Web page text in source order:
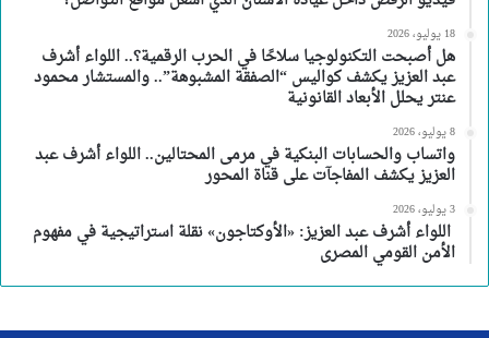
18 يوليو، 2026
هل أصبحت التكنولوجيا سلاحًا في الحرب الرقمية؟.. اللواء أشرف
عبد العزيز يكشف كواليس “الصفقة المشبوهة”.. والمستشار محمود
عنتر يحلل الأبعاد القانونية
8 يوليو، 2026
واتساب والحسابات البنكية في مرمى المحتالين.. اللواء أشرف عبد
العزيز يكشف المفاجآت على قناة المحور
3 يوليو، 2026
اللواء أشرف عبد العزيز: «الأوكتاجون» نقلة استراتيجية في مفهوم
الأمن القومي المصرى